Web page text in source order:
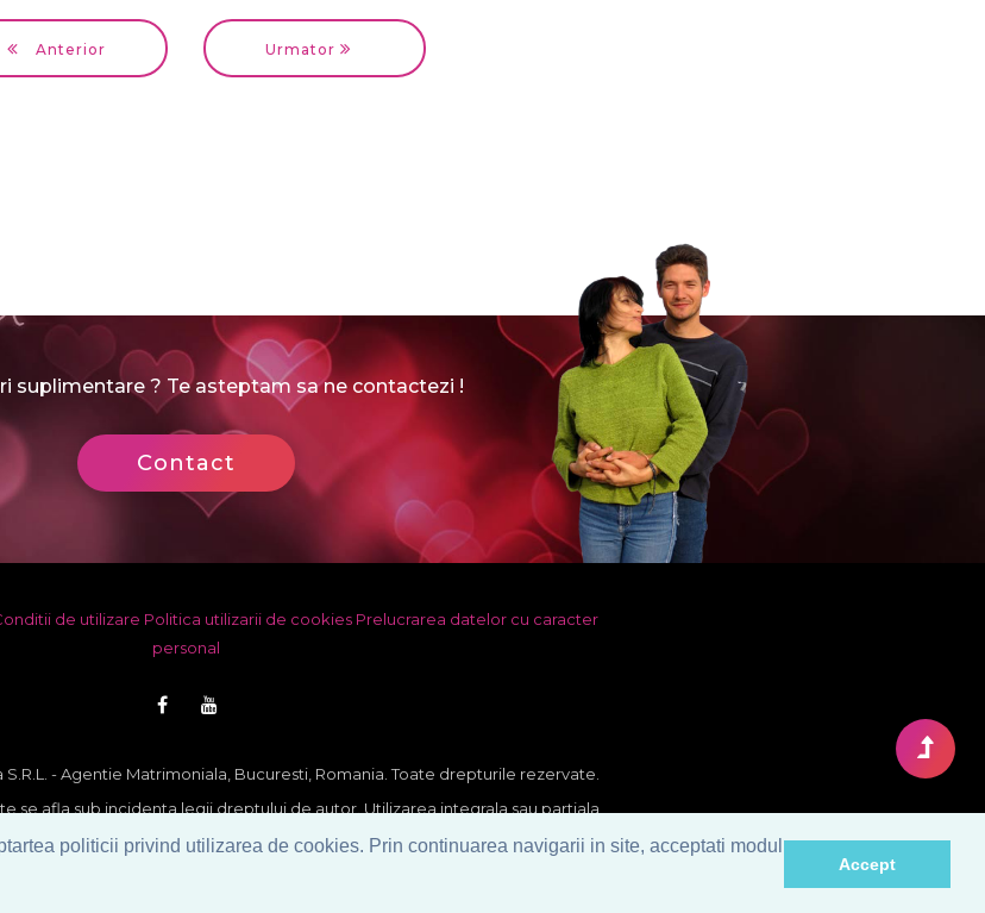
politicii privind utilizarea de cookies. Prin continuarea navigarii in site, acceptati modul
Accept
Anterior Urmator
suplimentare ? Te asteptam sa ne contactezi !
Contact
de utilizare Politica utilizarii de cookies Prelucrarea datelor cu caracter
personal
S.R.L. - Agentie Matrimoniala, Bucuresti, Romania. Toate drepturile rezervate.
se afla sub incidenta legii dreptului de autor. Utilizarea integrala sau partiala,
pe orice suport fara acordul scris al proprietarului constituie contraventie si se